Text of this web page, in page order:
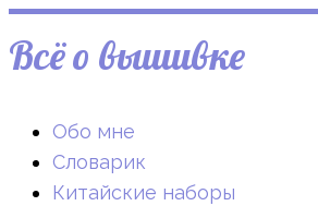
Всё о вышивке
Обо мне
Словарик
Китайские наборы